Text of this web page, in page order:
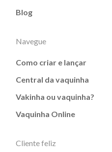
Blog
Navegue
Como criar e lançar
Central da vaquinha
Vakinha ou vaquinha?
Vaquinha Online
Cliente feliz